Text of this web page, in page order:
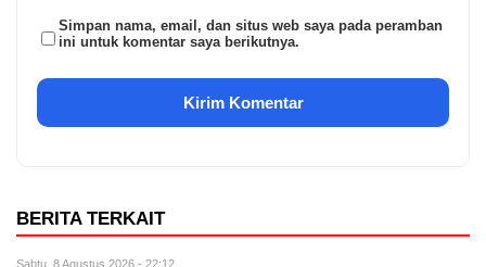
Simpan nama, email, dan situs web saya pada peramban
ini untuk komentar saya berikutnya.
BERITA TERKAIT
Sabtu, 8 Agustus 2026 - 22:12